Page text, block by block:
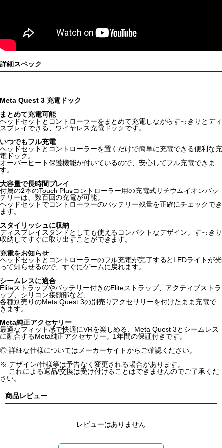
詳細スペック
Meta Quest 3 充電ドック
まとめて充電可能
ヘッドセットとコントローラーをまとめて充電しながらすっきりとディ
スプレイできる、ワイヤレス充電ドックです。
いつでもフル充電
ヘッドセットとコントローラーを置くだけで簡単に充電できる便利な充
電ドック。
オーバーヒート保護機能が付いているので、安心してフル充電できま
す。
大容量で長時間プレイ
付属の2本のTouch Plusコントローラー用の充電式リチウムイオンバッ
テリーは、数百回の充電が可能。
ヘッドセットでコントローラーのバッテリー残量を正確にチェックでき
ます。
スタイリッシュに収納
ディスプレイスタンドとしても使えるコンパクトなデザイン。すっきり
収納してすぐに取り出すことができます。
充電をお知らせ
ヘッドセットとコントローラーのフル充電が完了するとLEDライトが光
って知らせるので、すぐにゲームに戻れます。
シームレスに適合
Eliteストラップやバッテリー付きのEliteストラップ、アクティブストラ
ップ、シリコン接顔部など、
各種別売りのMeta Quest 3の別売りアクセサリーを付けたまま充電で
きます。
Meta純正アクセサリー
最適なフィット感で快適にVRを楽しめる、Meta Quest 3とシームレス
に融合するMeta純正アクセサリー。1年間の保証付きです。
◎ 詳細な仕様についてはメーカーサイトからご確認ください。
※ デザイン/仕様等は予告なく変更される場合があります。
これによる返品/交換は受け付けることはできませんのでご了承くだ
さい。
商品レビュー
レビューはありません